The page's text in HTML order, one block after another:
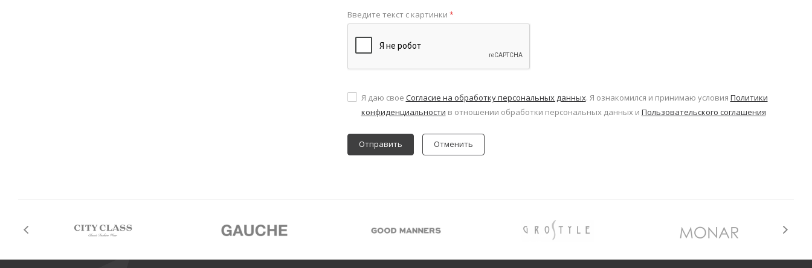
Введите текст с картинки *
Я даю свое Согласие на обработку персональных данных. Я ознакомился и принимаю условия Политики
конфиденциальности в отношении обработки персональных данных и Пользовательского соглашения
Отменить